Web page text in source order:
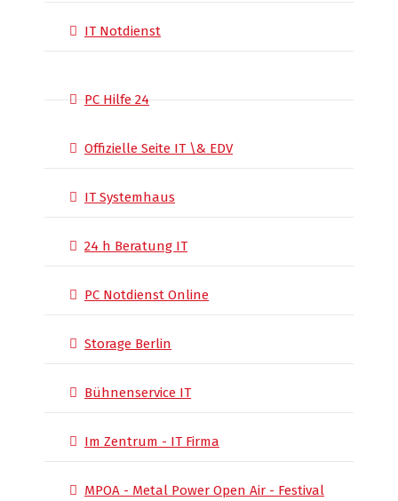
IT Notdienst
PC Hilfe 24
Offizielle Seite IT \& EDV
IT Systemhaus
24 h Beratung IT
PC Notdienst Online
Storage Berlin
Bühnenservice IT
Im Zentrum - IT Firma
MPOA - Metal Power Open Air - Festival